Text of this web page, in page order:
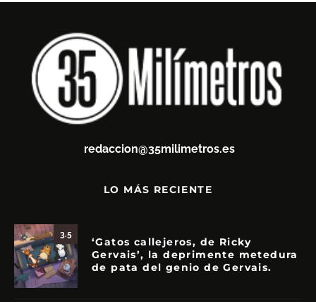
redaccion@35milimetros.es
LO MÁS RECIENTE
3.5
‘Gatos callejeros, de Ricky
Gervais’, la deprimente metedura
de pata del genio de Gervais.